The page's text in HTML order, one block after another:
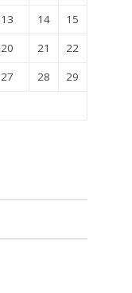
13 14
15
20 21
22
27 28
29